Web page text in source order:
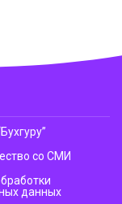
со СМИ
данных